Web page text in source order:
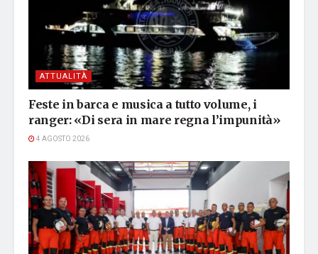
ATTUALITÀ
Feste in barca e musica a tutto volume, i
ranger: «Di sera in mare regna l’impunità»
4 AGOSTO 2026